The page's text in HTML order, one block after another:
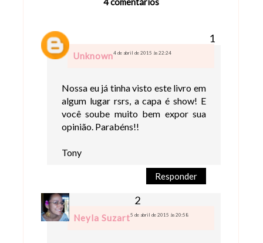
Unknown4 de abril de 2015 às 22:24
Nossa eu já tinha visto este livro em
algum lugar rsrs, a capa é show! E
você soube muito bem expor sua
opinião. Parabéns!!
Tony
Responder
Neyla Suzart5 de abril de 2015 às 20:58